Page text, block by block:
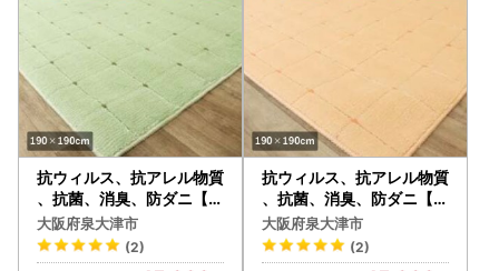
抗ウィルス、抗アレル物質
、抗菌、消臭、防ダニ【P
T-5】カーペット 190×19
0 グリーン [0918]
大阪府泉大津市
(2)
抗ウィルス、抗アレル物質
、抗菌、消臭、防ダニ【P
T-5】カーペット 190×19
0 コーラル [0928]
大阪府泉大津市
(2)